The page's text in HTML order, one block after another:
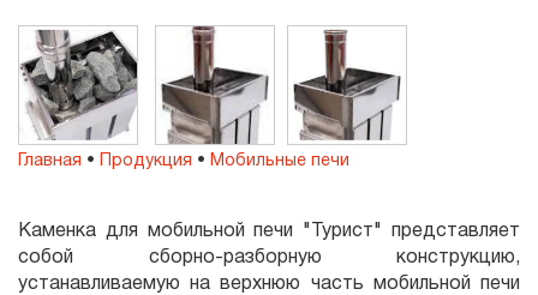
Главная • Продукция • Мобильные печи
Каменка для мобильной печи "Турист" представляет
собой сборно-разборную конструкцию,
устанавливаемую на верхнюю часть мобильной печи